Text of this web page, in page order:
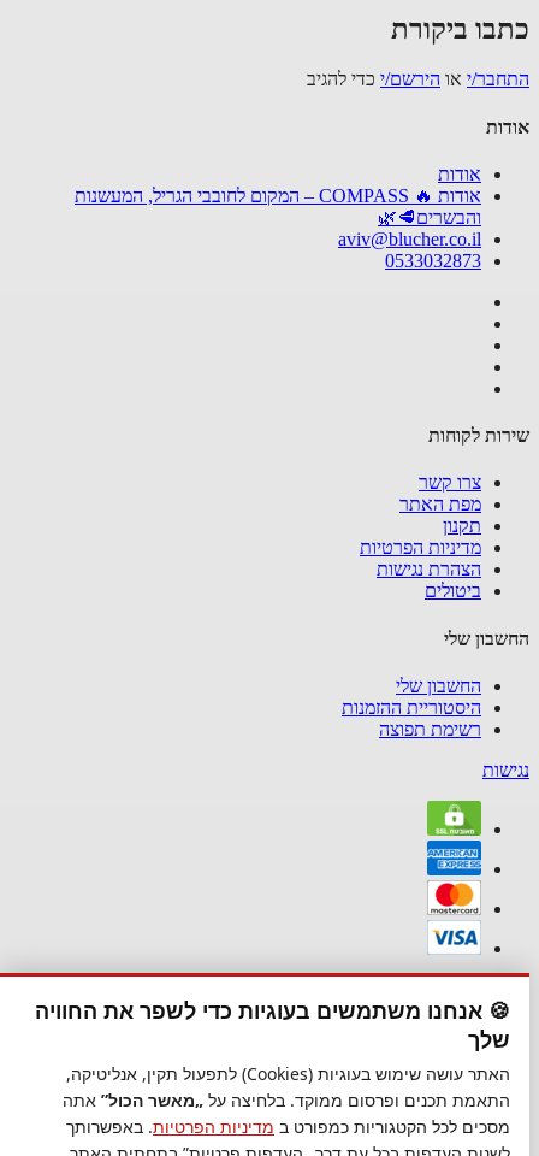
🍪 אנחנו משתמשים בעוגיות כדי לשפר את החוויה
שלך
האתר עושה שימוש בעוגיות (Cookies) לתפעול תקין, אנליטיקה,
התאמת תכנים ופרסום ממוקד. בלחיצה על „מאשר הכול” אתה
מסכים לכל הקטגוריות כמפורט ב מדיניות הפרטיות. באפשרותך
כתבו ביקורת
התחבר/י או הירשם/י כדי להגיב
אודות
אודות
אודות 🔥 COMPASS – המקום לחובבי הגריל, המעשנות
והבשרים🥩🌿
aviv@blucher.co.il
0533032873
שירות לקוחות
צרו קשר
מפת האתר
תקנון
מדיניות הפרטיות
הצהרת נגישות
ביטולים
החשבון שלי
החשבון שלי
היסטוריית ההזמנות
רשימת תפוצה
נגישות
סגור
נגישות
הגדל טקסט
הקטן טקסט